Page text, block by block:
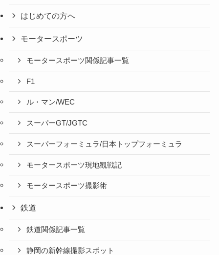
はじめての方へ
モータースポーツ
モータースポーツ関係記事一覧
F1
ル・マン/WEC
スーパーGT/JGTC
スーパーフォーミュラ/日本トップフォーミュラ
モータースポーツ現地観戦記
モータースポーツ撮影術
鉄道
鉄道関係記事一覧
静岡の新幹線撮影スポット